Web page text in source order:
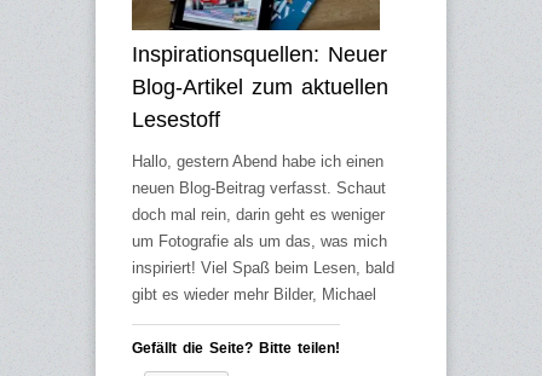
Inspirationsquellen: Neuer
Blog-Artikel zum aktuellen
Lesestoff
Hallo, gestern Abend habe ich einen
neuen Blog-Beitrag verfasst. Schaut
doch mal rein, darin geht es weniger
um Fotografie als um das, was mich
inspiriert! Viel Spaß beim Lesen, bald
gibt es wieder mehr Bilder, Michael
Gefällt die Seite? Bitte teilen!